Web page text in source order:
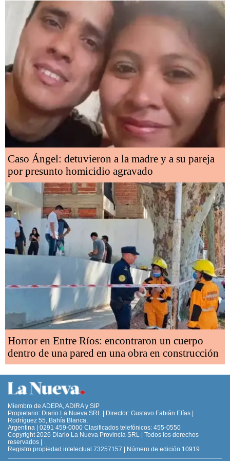
Caso Ángel: detuvieron a la madre y a su pareja
por presunto homicidio agravado
Horror en Entre Ríos: encontraron un cuerpo
dentro de una pared en una obra en construcción
Miembro de ADEPA, ADIRA y SIP
Propietario: Diario La Nueva SRL | Director: Gustavo Fabián Elías |
Rodríguez 55, Bahía Blanca,
Argentina | 0291 459-0000 Clasificados telefónicos: 455-0550
Copyright 2026 Diario La Nueva Provincia SRL | Todos los derechos
reservados |
Registro propiedad intelectual 73257157 | Número de edición 10919